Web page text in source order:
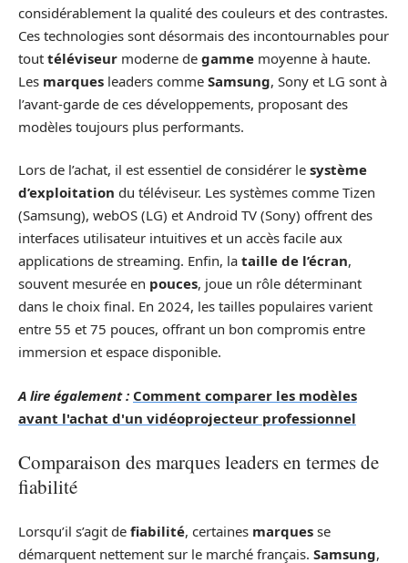
considérablement la qualité des couleurs et des contrastes.
Ces technologies sont désormais des incontournables pour
tout téléviseur moderne de gamme moyenne à haute.
Les marques leaders comme Samsung, Sony et LG sont à
l’avant-garde de ces développements, proposant des
modèles toujours plus performants.
Lors de l’achat, il est essentiel de considérer le système
d’exploitation du téléviseur. Les systèmes comme Tizen
(Samsung), webOS (LG) et Android TV (Sony) offrent des
interfaces utilisateur intuitives et un accès facile aux
applications de streaming. Enfin, la taille de l’écran,
souvent mesurée en pouces, joue un rôle déterminant
dans le choix final. En 2024, les tailles populaires varient
entre 55 et 75 pouces, offrant un bon compromis entre
immersion et espace disponible.
A lire également : Comment comparer les modèles
avant l'achat d'un vidéoprojecteur professionnel
Comparaison des marques leaders en termes de
fiabilité
Lorsqu’il s’agit de fiabilité, certaines marques se
démarquent nettement sur le marché français. Samsung,